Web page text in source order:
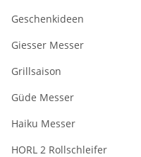
Geschenkideen
Giesser Messer
Grillsaison
Güde Messer
Haiku Messer
HORL 2 Rollschleifer